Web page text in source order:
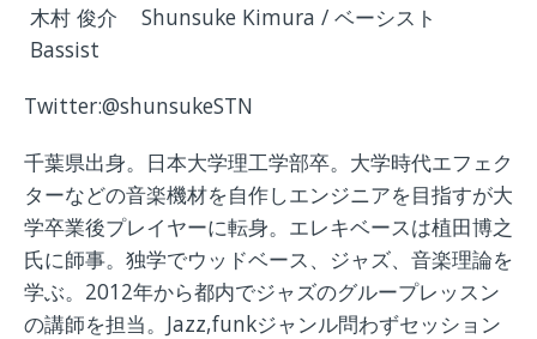
木村 俊介 Shunsuke Kimura / ベーシスト
Bassist
Twitter:@shunsukeSTN
千葉県出身。日本大学理工学部卒。大学時代エフェク
ターなどの音楽機材を自作しエンジニアを目指すが大
学卒業後プレイヤーに転身。エレキベースは植田博之
氏に師事。独学でウッドベース、ジャズ、音楽理論を
学ぶ。2012年から都内でジャズのグループレッスン
の講師を担当。Jazz,funkジャンル問わずセッション